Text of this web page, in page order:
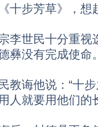
步芳草》，想
世民十分重视
彝没有完成使命
诲他说：“十步
人就要用他们的